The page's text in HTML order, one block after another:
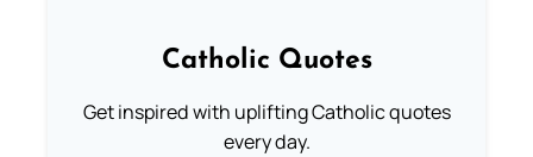
Catholic Quotes
Get inspired with uplifting Catholic quotes
every day.